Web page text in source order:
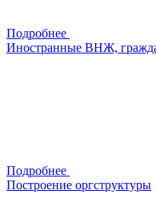
Подробнее
Иностранные ВНЖ,
Подробнее
Построение оргструктуры